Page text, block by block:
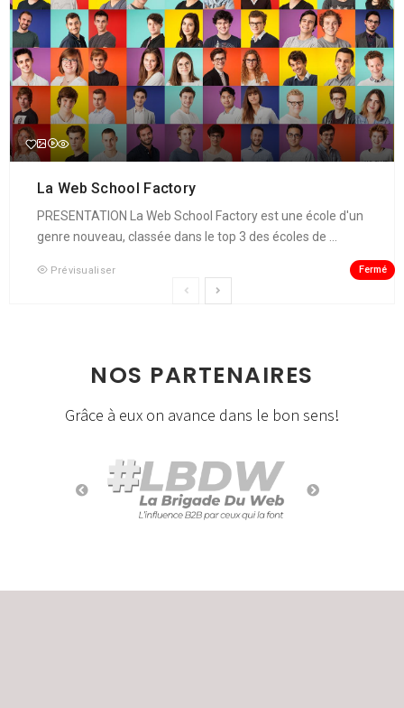
La Web School Factory
PRESENTATION La Web School Factory est une école d'un
genre nouveau, classée dans le top 3 des écoles de ...
Prévisualiser Fermé
NOS PARTENAIRES
Grâce à eux on avance dans le bon sens!